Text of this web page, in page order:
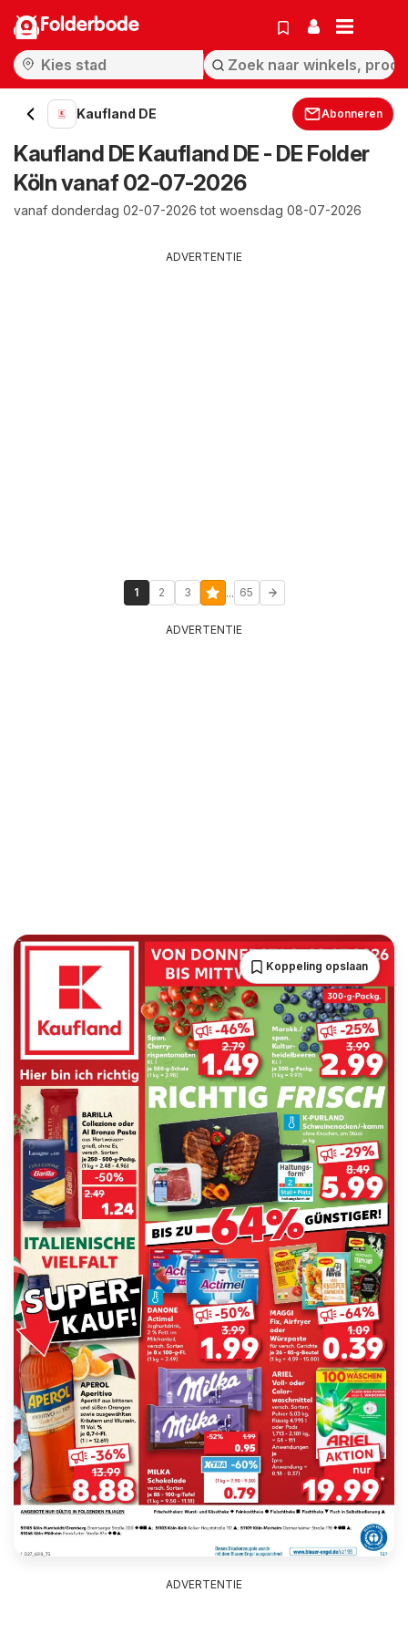
Folderbode
Kaufland DE Abonneren
Kaufland DE Kaufland DE - DE Folder
Köln vanaf 02-07-2026
vanaf donderdag 02-07-2026 tot woensdag 08-07-2026
ADVERTENTIE
1 2 3 ... 65
ADVERTENTIE
Koppeling opslaan
ADVERTENTIE